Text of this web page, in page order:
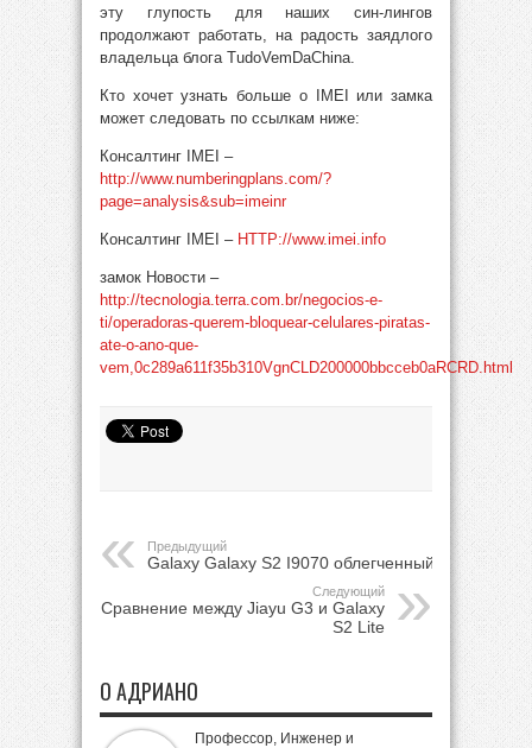
эту глупость для наших син-лингов
продолжают работать, на радость заядлого
владельца блога TudoVemDaChina.
Кто хочет узнать больше о IMEI или замка
может следовать по ссылкам ниже:
Консалтинг IMEI –
http://www.numberingplans.com/?
page=analysis&sub=imeinr
Консалтинг IMEI – HTTP://www.imei.info
замок Новости –
http://tecnologia.terra.com.br/negocios-e-
ti/operadoras-querem-bloquear-celulares-piratas-
ate-o-ano-que-
vem,0c289a611f35b310VgnCLD200000bbcceb0aRCRD.html
Предыдущий
Galaxy Galaxy S2 I9070 облегченный
Следующий
Сравнение между Jiayu G3 и Galaxy
S2 Lite
О АДРИАНО
Профессор, Инженер и